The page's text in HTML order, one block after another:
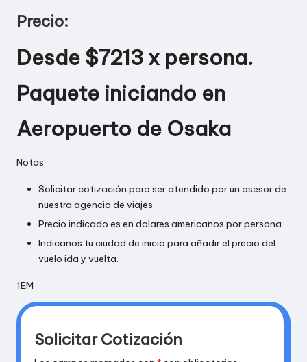
Precio:
Desde $7213 x persona.
Paquete iniciando en
Aeropuerto de Osaka
Notas:
Solicitar cotización para ser atendido por un asesor de
nuestra agencia de viajes.
Precio indicado es en dolares americanos por persona.
Indicanos tu ciudad de inicio para añadir el precio del
vuelo ida y vuelta.
1EM
Solicitar Cotización